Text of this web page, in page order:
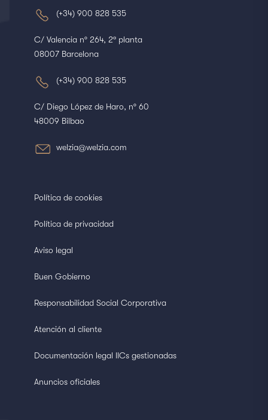
(+34) 900 828 535
C/ Valencia nº 264, 2ª planta
08007 Barcelona
(+34) 900 828 535
C/ Diego López de Haro, nº 60
48009 Bilbao
welzia@welzia.com
Política de cookies
Política de privacidad
Aviso legal
Buen Gobierno
Responsabilidad Social Corporativa
Atención al cliente
Documentación legal IICs gestionadas
Anuncios oficiales